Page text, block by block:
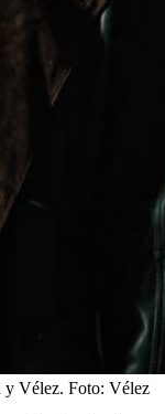
y Vélez. Foto: Vélez